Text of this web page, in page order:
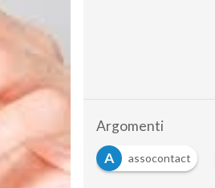
Argomenti
A
assocontact